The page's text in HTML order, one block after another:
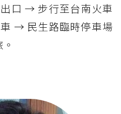
口 → 步行至台南火車
→ 民生路臨時停車場